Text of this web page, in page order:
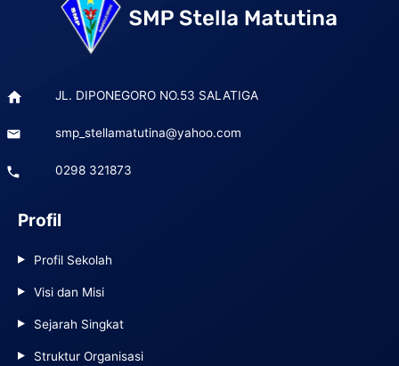
JL. DIPONEGORO NO.53 SALATIGA
smp_stellamatutina@yahoo.com
0298 321873
Profil
Profil Sekolah
Visi dan Misi
Sejarah Singkat
Struktur Organisasi